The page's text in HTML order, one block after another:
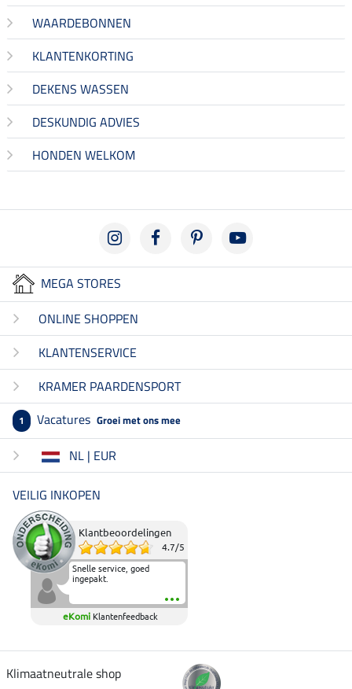
WAARDEBONNEN
KLANTENKORTING
DEKENS WASSEN
DESKUNDIG ADVIES
HONDEN WELKOM
MEGA STORES
ONLINE SHOPPEN
KLANTENSERVICE
KRAMER PAARDENSPORT
1 Vacatures Groei met ons mee
NL | EUR
VEILIG INKOPEN
Klantbeoordelingen
4.7/5
Snelle service, goed
ingepakt.
eKomi Klantenfeedback
Klimaatneutrale shop